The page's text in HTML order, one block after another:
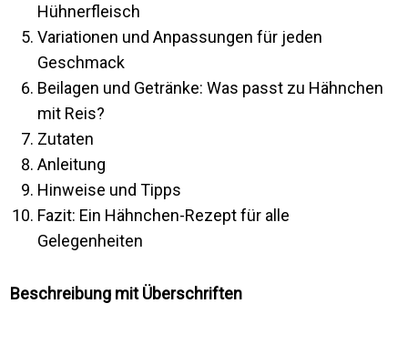
Hühnerfleisch
Variationen und Anpassungen für jeden
Geschmack
Beilagen und Getränke: Was passt zu Hähnchen
mit Reis?
Zutaten
Anleitung
Hinweise und Tipps
Fazit: Ein Hähnchen-Rezept für alle
Gelegenheiten
Beschreibung mit Überschriften